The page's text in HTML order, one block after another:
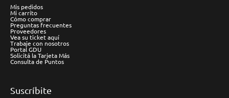
Mis pedidos
Mi carrito
Cómo comprar
Preguntas frecuentes
Proveedores
Vea su ticket aquí
Trabaje con nosotros
Portal GDU
Solicitá la Tarjeta Más
Consulta de Puntos
Suscríbite